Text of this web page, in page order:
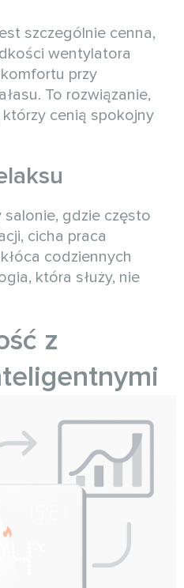
szczególnie cenna,
wentylatora
przy
To rozwiązanie,
cenią spokojny
gdzie często
cicha praca
codziennych
która służy, nie
z